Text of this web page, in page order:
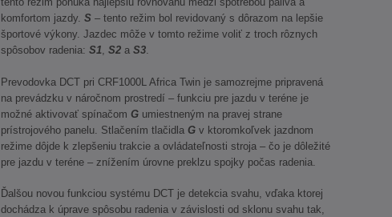
komfortom jazdy. S – tento režim bol revidovaný s dôrazom na lepšie
športové výkony. Jazdec môže v tomto režime voliť z troch rôznych
spôsobov radenia: S1, S2 a S3.
Prevodovka DCT pri CRF1000L Africa Twin je samozrejme pripravená
na prevádzku v náročnom prostredí – funkciu pre jazdu v teréne je
možné aktivovať spínačom G umiestneným na pravej strane
prístrojového panelu. Stlačením tlačidla G v ktoromkoľvek jazdnom
režime dôjde k zlepšeniu trakcie a ovládateľnosti stroja – čo je dôležité
pre jazdu v teréne – znížením úrovne preklzu spojky počas radenia.
Ďalšou novou funkciou systému DCT je detekcia svahu, vďaka ktorej
dochádza k úprave spôsobu radenia v závislosti od sklonu svahu tak,